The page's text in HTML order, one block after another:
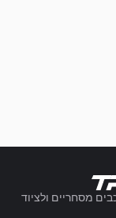
מסחריים ולציוד